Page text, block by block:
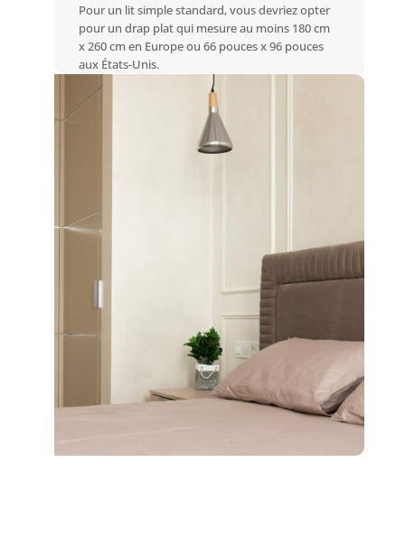
Pour un lit simple standard, vous devriez opter
pour un drap plat qui mesure au moins 180 cm
x 260 cm en Europe ou 66 pouces x 96 pouces
aux États-Unis.